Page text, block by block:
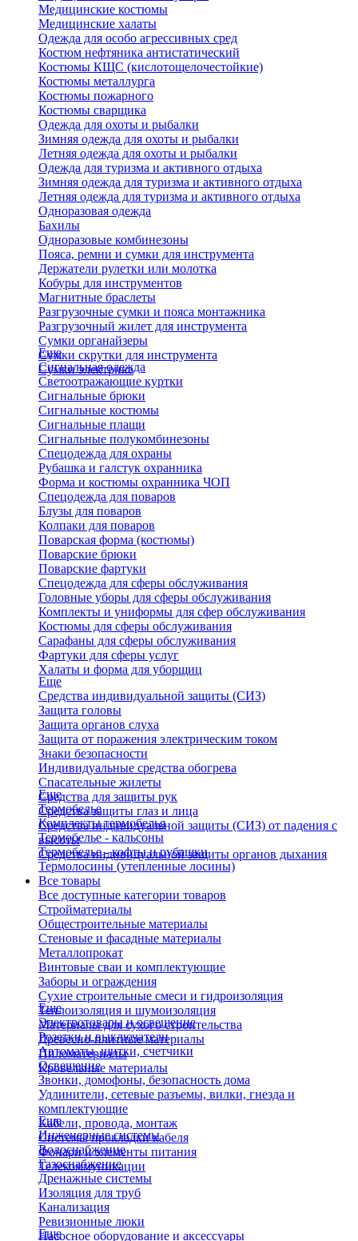
Медицинские костюмы
Медицинские халаты
Одежда для особо агрессивных сред
Костюм нефтяника антистатический
Костюмы КЩС (кислотощелочестойкие)
Костюмы металлурга
Костюмы пожарного
Костюмы сварщика
Одежда для охоты и рыбалки
Зимняя одежда для охоты и рыбалки
Летняя одежда для охоты и рыбалки
Одежда для туризма и активного отдыха
Зимняя одежда для туризма и активного отдыха
Летняя одежда для туризма и активного отдыха
Одноразовая одежда
Бахилы
Одноразовые комбинезоны
Пояса, ремни и сумки для инструмента
Держатели рулетки или молотка
Кобуры для инструментов
Магнитные браслеты
Разгрузочные сумки и пояса монтажника
Разгрузочный жилет для инструмента
Сумки органайзеры
Сумки скрутки для инструмента
Сумки электрика
Еще
Сигнальная одежда
Светоотражающие куртки
Сигнальные брюки
Сигнальные костюмы
Сигнальные плащи
Сигнальные полукомбинезоны
Спецодежда для охраны
Рубашка и галстук охранника
Форма и костюмы охранника ЧОП
Спецодежда для поваров
Блузы для поваров
Колпаки для поваров
Поварская форма (костюмы)
Поварские брюки
Поварские фартуки
Спецодежда для сферы обслуживания
Головные уборы для сферы обслуживания
Комплекты и униформы для сфер обслуживания
Костюмы для сферы обслуживания
Сарафаны для сферы обслуживания
Фартуки для сферы услуг
Халаты и форма для уборщиц
Еще
Средства индивидуальной защиты (СИЗ)
Защита головы
Защита органов слуха
Защита от поражения электрическим током
Знаки безопасности
Индивидуальные средства обогрева
Спасательные жилеты
Средства для защиты рук
Средства защиты глаз и лица
Средства индивидуальной защиты (СИЗ) от падения с
высоты
Средства индивидуальной защиты органов дыхания
Еще
Термобелье
Комплекты термобелья
Термобелье - кальсоны
Термобелье - кофты и рубашки
Термолосины (утепленные лосины)
Все товары
Все доступные категории товаров
Стройматериалы
Общестроительные материалы
Стеновые и фасадные материалы
Металлопрокат
Винтовые сваи и комплектующие
Заборы и ограждения
Сухие строительные смеси и гидроизоляция
Теплоизоляция и шумоизоляция
Материалы для сухого строительства
Древесно-плитные материалы
Пиломатериалы
Кровельные материалы
Еще
Электротовары и освещение
Розетки и выключатели
Автоматы, щитки, счетчики
Освещение
Звонки, домофоны, безопасность дома
Удлинители, сетевые разъемы, вилки, гнезда и
комплектующие
Кабели, провода, монтаж
Системы прокладки кабеля
Фонари и элементы питания
Телекоммуникации
Еще
Инженерные системы
Водоснабжение
Газоснабжение
Дренажные системы
Изоляция для труб
Канализация
Ревизионные люки
Насосное оборудование и аксессуары
Еще